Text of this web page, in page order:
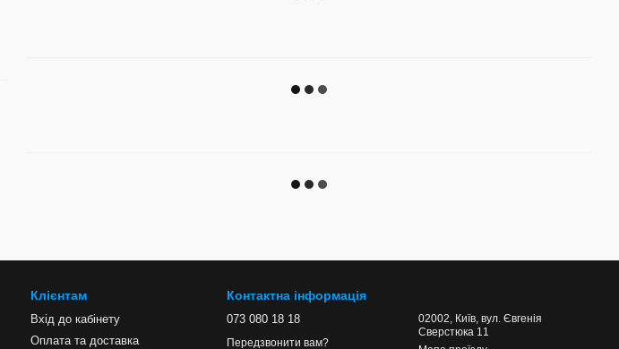
Клієнтам
Вхід до кабінету
Оплата та доставка
Контактна інформація
073 080 18 18
Передзвонити вам?
02002, Київ, вул. Євгенія
Сверстюка 11